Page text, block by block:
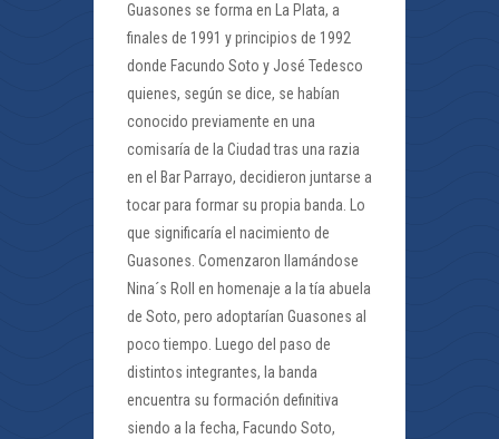
Guasones se forma en La Plata, a
finales de 1991 y principios de 1992
donde Facundo Soto y José Tedesco
quienes, según se dice, se habían
conocido previamente en una
comisaría de la Ciudad tras una razia
en el Bar Parrayo, decidieron juntarse a
tocar para formar su propia banda. Lo
que significaría el nacimiento de
Guasones. Comenzaron llamándose
Nina´s Roll en homenaje a la tía abuela
de Soto, pero adoptarían Guasones al
poco tiempo. Luego del paso de
distintos integrantes, la banda
encuentra su formación definitiva
siendo a la fecha, Facundo Soto,